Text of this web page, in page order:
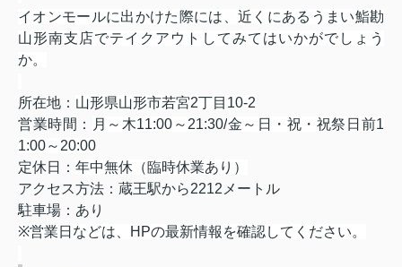
イオンモールに出かけた際には、近くにあるうまい鮨勘
山形南支店でテイクアウトしてみてはいかがでしょう
か。
所在地： 山形県山形市若宮2丁目 10-2
営業時間：
月～木11:00 ～ 21:30/金～日・祝・祝祭日前1
1:00～ 20:00
定休日： 年中無休（臨時休業あり）
アクセス方法：蔵王駅から2212 メートル
駐車場：あり
※営業日などは、 HPの最新情報を確認してください。